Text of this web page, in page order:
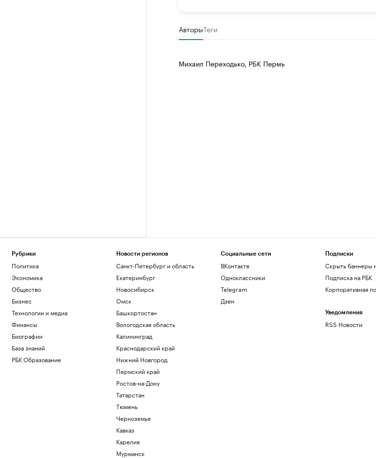
АвторыТеги
Михаил Переходько, РБК Пермь
Рубрики
Политика
Экономика
Общество
Бизнес
Технологии и медиа
Финансы
Биографии
База знаний
РБК Образование
Новости регионов
Санкт-Петербург и область
Екатеринбург
Новосибирск
Омск
Башкортостан
Вологодская область
Калининград
Краснодарский край
Нижний Новгород
Пермский край
Ростов-на-Дону
Татарстан
Тюмень
Черноземье
Кавказ
Карелия
Мурманск
Социальные сети
ВКонтакте
Одноклассники
Telegram
Дзен
Подписки
Скрыть баннеры
Подписка на РБК
Корпоративная
Уведомления
RSS Новости